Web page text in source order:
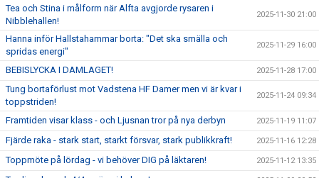
Tea och Stina i målform när Alfta avgjorde rysaren i
Nibblehallen!
2025-11-30 21:00
Hanna inför Hallstahammar borta: "Det ska smälla och
spridas energi"
2025-11-29 16:00
BEBISLYCKA I DAMLAGET! 2025-11-28 17:00
Tung bortaförlust mot Vadstena HF Damer men vi är kvar i
toppstriden!
2025-11-24 09:34
Framtiden visar klass - och Ljusnan tror på nya derbyn 2025-11-19 11:07
Fjärde raka - stark start, starkt försvar, stark publikkraft! 2025-11-16 12:28
Toppmöte på lördag - vi behöver DIG på läktaren! 2025-11-12 13:35